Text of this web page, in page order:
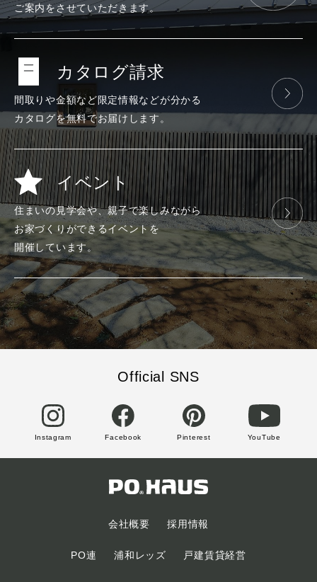
ご案内をさせていただきます。
カタログ請求
間取りや金額など限定情報などが分かる
カタログを無料でお届けします。
イベント
住まいの見学会や、親子で楽しみながら
お家づくりができるイベントを
開催しています。
Official SNS
Instagram Facebook Pinterest YouTube
会社概要 採用情報
PO連 浦和レッズ 戸建賃貸経営